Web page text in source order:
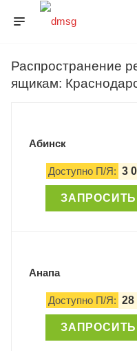
Распространение
ящикам:
Абинск
Доступно П/Я: 3
Анапа
Доступно П/Я: 28